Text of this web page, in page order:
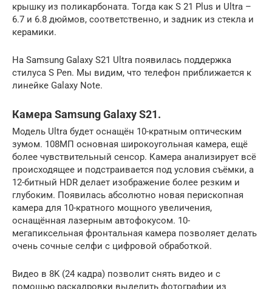
крышку из поликарбоната. Тогда как S 21 Plus и Ultra –
6.7 и 6.8 дюймов, соответственно, и задник из стекла и
керамики.
На Samsung Galaxy S21 Ultra появилась поддержка
стилуса S Pen. Мы видим, что телефон приближается к
линейке Galaxy Note.
Камера Samsung Galaxy S21.
Модель Ultra будет оснащён 10-кратным оптическим
зумом. 108МП основная широкоугольная камера, ещё
более чувствительный сенсор. Камера анализирует всё
происходящее и подстраивается под условия съёмки, а
12-битный HDR делает изображение более резким и
глубоким. Появилась абсолютно новая перископная
камера для 10-кратного мощного увеличения,
оснащённая лазерным автофокусом. 10-
мегапиксельная фронтальная камера позволяет делать
очень сочные селфи с цифровой обработкой.
Видео в 8K (24 кадра) позволит снять видео и с
помощью раскадровки выделить фотографии из